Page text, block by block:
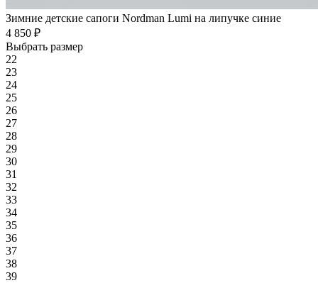
Зимние детские сапоги Nordman Lumi на липучке синие
4 850 ₽
Выбрать размер
22
23
24
25
26
27
28
29
30
31
32
33
34
35
36
37
38
39